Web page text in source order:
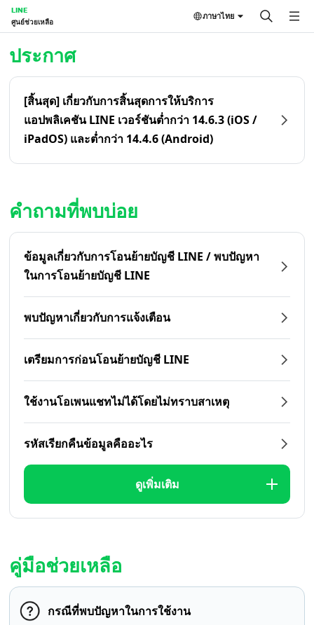
LINE
ศูนย์ช่วยเหลือ
ภาษาไทย
ประกาศ
[สิ้นสุด] เกี่ยวกับการสิ้นสุดการให้บริการ
แอปพลิเคชัน LINE เวอร์ชันต่ำกว่า 14.6.3 (iOS /
iPadOS) และต่ำกว่า 14.4.6 (Android)
คำถามที่พบบ่อย
ข้อมูลเกี่ยวกับการโอนย้ายบัญชี LINE / พบปัญหา
ในการโอนย้ายบัญชี LINE
พบปัญหาเกี่ยวกับการแจ้งเตือน
เตรียมการก่อนโอนย้ายบัญชี LINE
ใช้งานโอเพนแชทไม่ได้โดยไม่ทราบสาเหตุ
รหัสเรียกคืนข้อมูลคืออะไร
ดูเพิ่มเติม
คู่มือช่วยเหลือ
กรณีที่พบปัญหาในการใช้งาน